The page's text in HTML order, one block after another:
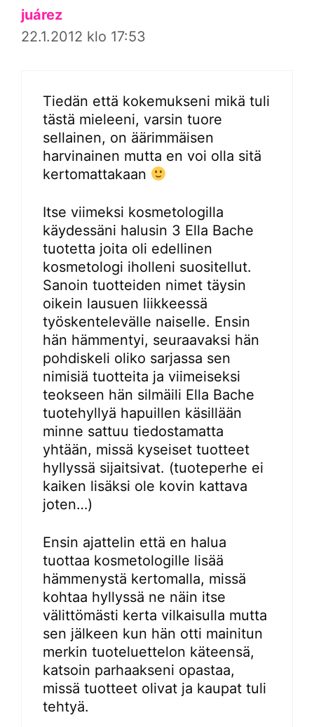
juárez
22.1.2012 klo 17:53
Tiedän että kokemukseni mikä tuli
tästä mieleeni, varsin tuore
sellainen, on äärimmäisen
harvinainen mutta en voi olla sitä
kertomattakaan
Itse viimeksi kosmetologilla
käydessäni halusin 3 Ella Bache
tuotetta joita oli edellinen
kosmetologi iholleni suositellut.
Sanoin tuotteiden nimet täysin
oikein lausuen liikkeessä
työskentelevälle naiselle. Ensin
hän hämmentyi, seuraavaksi hän
pohdiskeli oliko sarjassa sen
nimisiä tuotteita ja viimeiseksi
teokseen hän silmäili Ella Bache
tuotehyllyä hapuillen käsillään
minne sattuu tiedostamatta
yhtään, missä kyseiset tuotteet
hyllyssä sijaitsivat. (tuoteperhe ei
kaiken lisäksi ole kovin kattava
joten…)
Ensin ajattelin että en halua
tuottaa kosmetologille lisää
hämmenystä kertomalla, missä
kohtaa hyllyssä ne näin itse
välittömästi kerta vilkaisulla mutta
sen jälkeen kun hän otti mainitun
merkin tuoteluettelon käteensä,
katsoin parhaakseni opastaa,
missä tuotteet olivat ja kaupat tuli
tehtyä.